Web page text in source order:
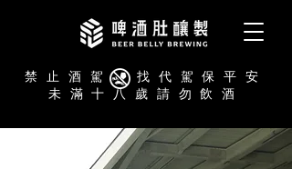
禁止酒駕 找代駕保平安
未滿十八歲請勿飲酒